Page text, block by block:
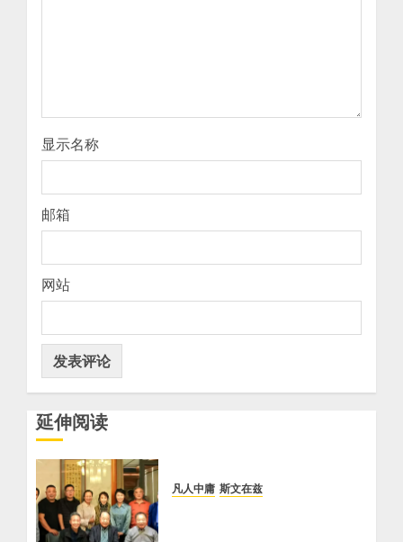
显示名称
邮箱
网站
延伸阅读
凡人中庸 斯文在兹